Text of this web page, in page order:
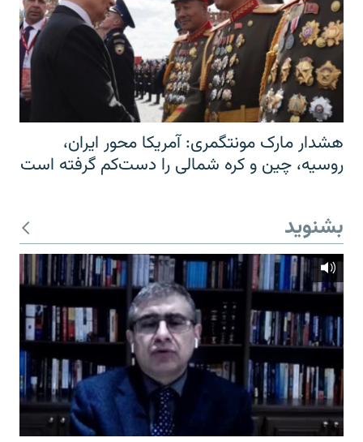
هشدار مارک مونتگمری: آمریکا محور ایران،
روسیه، چین و کره شمالی را دست‌کم گرفته است
بشنوید